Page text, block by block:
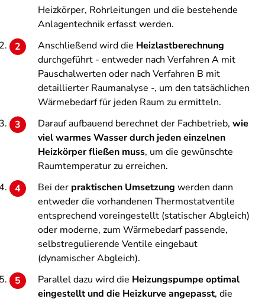
Heizkörper, Rohrleitungen und die bestehende
Anlagentechnik erfasst werden.
Anschließend wird die Heizlastberechnung
durchgeführt - entweder nach Verfahren A mit
Pauschalwerten oder nach Verfahren B mit
detaillierter Raumanalyse -, um den tatsächlichen
Wärmebedarf für jeden Raum zu ermitteln.
Darauf aufbauend berechnet der Fachbetrieb, wie
viel warmes Wasser durch jeden einzelnen
Heizkörper fließen muss, um die gewünschte
Raumtemperatur zu erreichen.
Bei der praktischen Umsetzung werden dann
entweder die vorhandenen Thermostatventile
entsprechend voreingestellt (statischer Abgleich)
oder moderne, zum Wärmebedarf passende,
selbstregulierende Ventile eingebaut
(dynamischer Abgleich).
Parallel dazu wird die Heizungspumpe optimal
eingestellt und die Heizkurve angepasst, die